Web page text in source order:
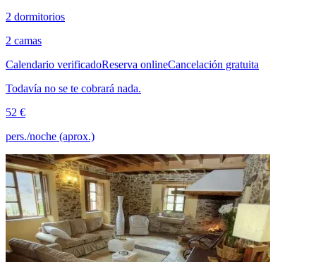
2 dormitorios
2 camas
Calendario verificadoReserva onlineCancelación gratuita
Todavía no se te cobrará nada.
52 €
pers./noche (aprox.)